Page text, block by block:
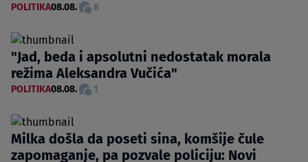
POLITIKA08.08. 8
"Jad, beda i apsolutni nedostatak morala
režima Aleksandra Vučića"
POLITIKA08.08. 1
Milka došla da poseti sina, komšije čule
zapomaganje, pa pozvale policiju: Novi